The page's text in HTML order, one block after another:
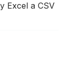
Excel a CSV